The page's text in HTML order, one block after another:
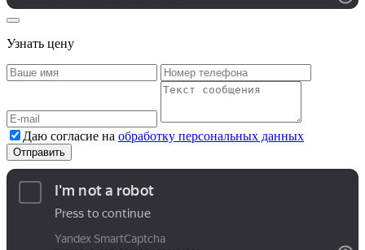
Узнать цену
Даю согласие на обработку персональных данных